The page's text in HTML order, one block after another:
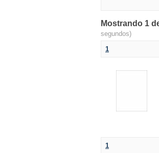
Mostrando 1
segundos)
1
1